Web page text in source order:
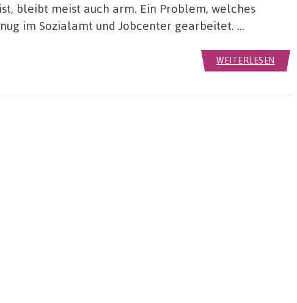
bleibt meist auch arm. Ein Problem, welches
im Sozialamt und Jobcenter gearbeitet. …
WEITERLESEN